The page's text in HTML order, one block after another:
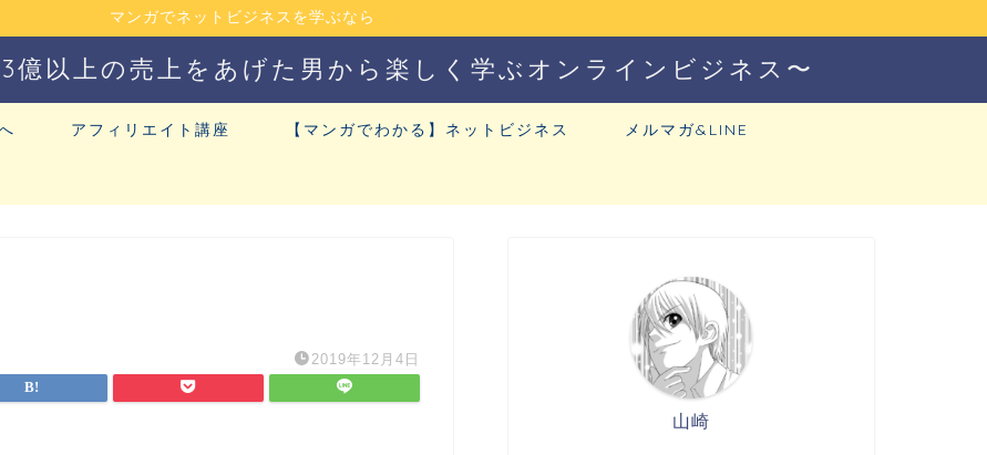
マンガでネットビジネスを学ぶなら
億以上の売上をあげた男から楽しく学ぶオンラインビジネス〜
アフィリエイト講座 【マンガでわかる】ネットビジネス メルマガ&LINE
2019年12月4日
山崎